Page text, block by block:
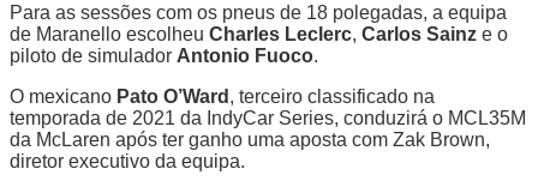
Para as sessões com os pneus de 18 polegadas, a equipa
de Maranello escolheu Charles Leclerc, Carlos Sainz e o
piloto de simulador Antonio Fuoco.
O mexicano Pato O’Ward , terceiro classificado na
temporada de 2021 da IndyCar Series, conduzirá o MCL35M
da McLaren após ter ganho uma aposta com Zak Brown,
diretor executivo da equipa.